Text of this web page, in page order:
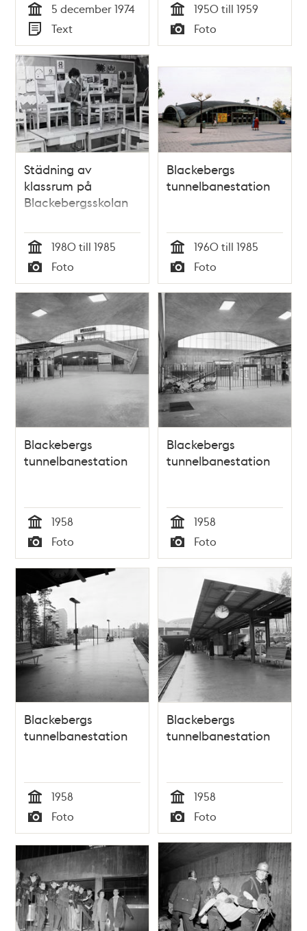
Tid
5 december 1974
Typ
Text Tid
1950 till 1959
Typ
Foto
Städning av
klassrum på
Blackebergsskolan
Tid
1980 till 1985
Typ
Foto
Blackebergs
tunnelbanestation
Tid
1960 till 1985
Typ
Foto
Blackebergs
tunnelbanestation
Tid
1958
Typ
Foto
Blackebergs
tunnelbanestation
Tid
1958
Typ
Foto
Blackebergs
tunnelbanestation
Tid
1958
Typ
Foto
Blackebergs
tunnelbanestation
Tid
1958
Typ
Foto